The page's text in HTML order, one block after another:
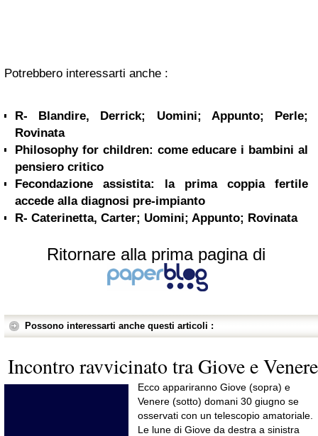
Potrebbero interessarti anche :
R- Blandire, Derrick; Uomini; Appunto; Perle;
Rovinata
Philosophy for children: come educare i bambini al
pensiero critico
Fecondazione assistita: la prima coppia fertile
accede alla diagnosi pre-impianto
R- Caterinetta, Carter; Uomini; Appunto; Rovinata
Ritornare alla prima pagina di
Possono interessarti anche questi articoli :
Incontro ravvicinato tra Giove e Venere
Ecco appariranno Giove (sopra) e
Venere (sotto) domani 30 giugno se
osservati con un telescopio amatoriale.
Le lune di Giove da destra a sinistra